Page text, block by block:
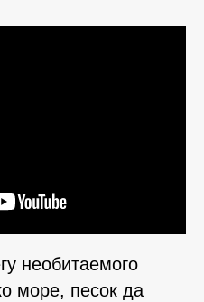
необитаемого
море, песок да